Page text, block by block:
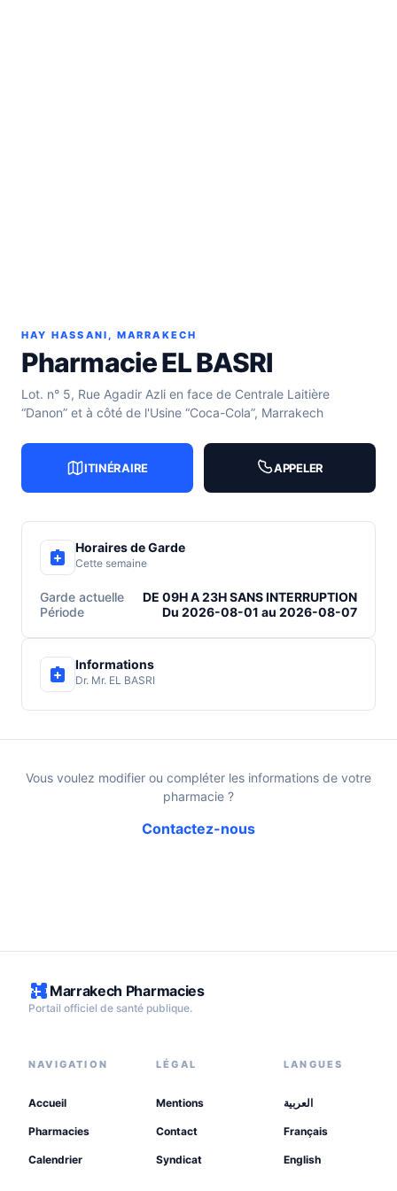
HAY HASSANI, MARRAKECH
Pharmacie EL BASRI
Lot. n° 5, Rue Agadir Azli en face de Centrale Laitière
“Danon” et à côté de l'Usine “Coca-Cola”, Marrakech
ITINÉRAIRE APPELER
Horaires de Garde
Cette semaine
Garde actuelle
DE 09H A 23H SANS INTERRUPTION
Période
Du 2026-08-01 au 2026-08-07
Informations
Dr. Mr. EL BASRI
Vous voulez modifier ou compléter les informations de votre
pharmacie ?
Contactez-nous
Marrakech Pharmacies
Portail officiel de santé publique.
NAVIGATION
Accueil
Pharmacies
Calendrier
LÉGAL
Mentions
Contact
Syndicat
LANGUES
العربية
Français
English